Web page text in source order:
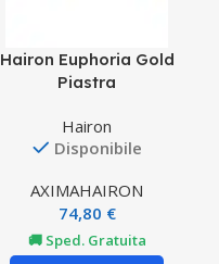
Hairon Euphoria Gold
Piastra
Hairon
Disponibile
AXIMAHAIRON
74,80 €
🚚 Sped. Gratuita